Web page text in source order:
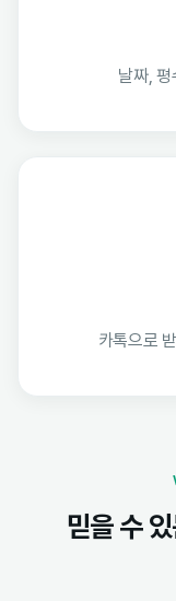
날짜,
카톡으로
믿을 수